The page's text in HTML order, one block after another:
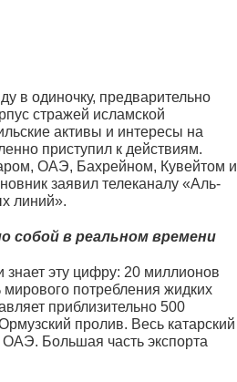
в одиночку, предварительно
стражей исламской
активы и интересы на
приступил к действиям.
ОАЭ, Бахрейном, Кувейтом и
заявил телеканалу «Аль-
линий».
собой в реальном времени
знает эту цифру: 20 миллионов
потребления жидких
приблизительно 500
пролив. Весь катарский
Большая часть экспорта